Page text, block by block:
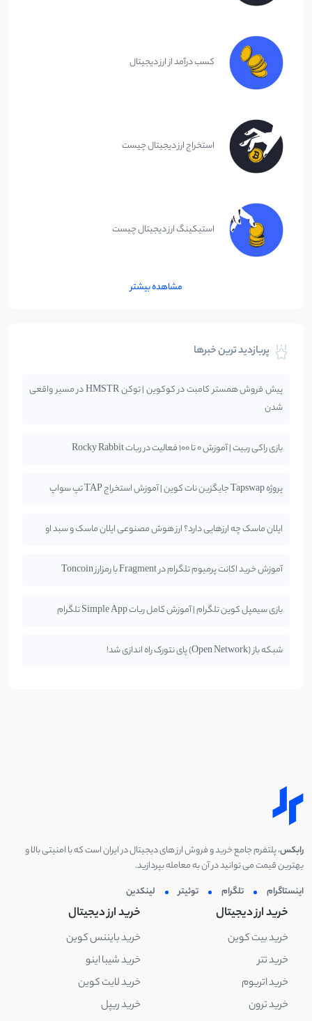
کسب درآمد از ارز دیجیتال
استخراج ارز دیجیتال چیست
استیکینگ ارز دیجیتال چیست
مشاهده بیشتر
پربازدید ترین خبرها
پیش فروش همستر کامبت در کوکوین | توکن HMSTR در مسیر واقعی
شدن
بازی راکی ربیت | آموزش 0 تا 100 فعالیت در ربات Rocky Rabbit
پروژه Tapswap جایگزین نات کوین | آموزش استخراج TAP تپ سواپ
ایلان ماسک چه ارزهایی دارد؟ ارز هوش مصنوعی ایلان ماسک و سبد او
آموزش خرید اکانت پرمیوم تلگرام در Fragment با رمزارز Toncoin
بازی سیمپل کوین تلگرام | آموزش کامل ربات Simple App تلگرام
شبکه باز (Open Network) پای نتورک راه اندازی شد!
رابکس، پلتفرم جامع خرید و فروش ارز های دیجیتال در ایران است که با امنیتی بالا و
بهترین قیمت می توانید در آن به معامله بپردازید.
اینستاگرام
تلگرام توئیتر لینکدین
خرید ارز دیجیتال
خرید بیت کوین
خرید تتر
خرید اتریوم
خرید ترون
خرید ارز دیجیتال
خرید بایننس کوین
خرید شیبا اینو
خرید لایت کوین
خرید ریپل